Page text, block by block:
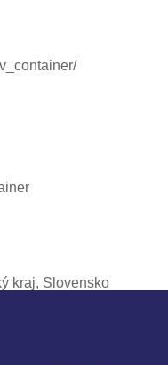
kraj, Slovensko